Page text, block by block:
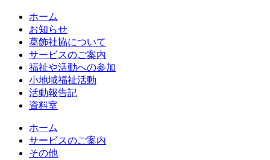
ホーム
お知らせ
葛飾社協について
サービスのご案内
福祉や活動への参加
小地域福祉活動
活動報告記
資料室
ホーム
サービスのご案内
その他